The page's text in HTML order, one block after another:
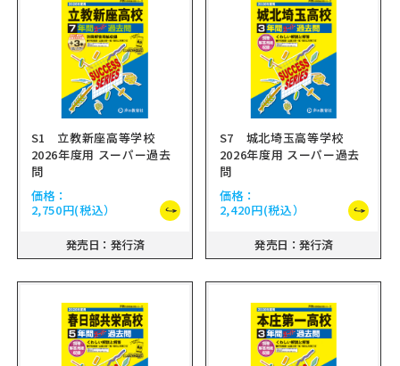
S1 立教新座高等学校
2026年度用 スーパー過去
問
価格：
2,750円(税込）
発売日：発行済
S7 城北埼玉高等学校
2026年度用 スーパー過去
問
価格：
2,420円(税込）
発売日：発行済